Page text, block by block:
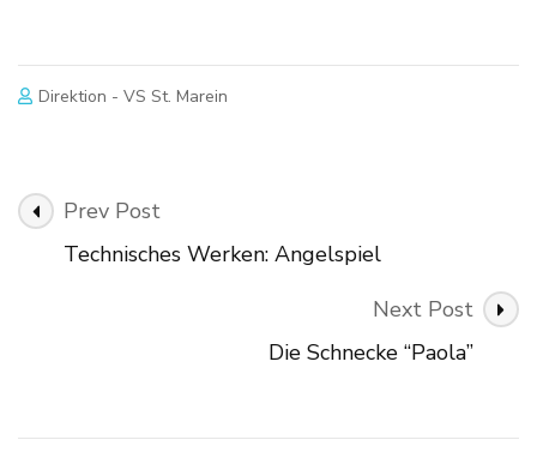
Direktion - VS St. Marein
Post
Navigation
Prev Post
Technisches Werken: Angelspiel
Next Post
Die Schnecke “Paola”